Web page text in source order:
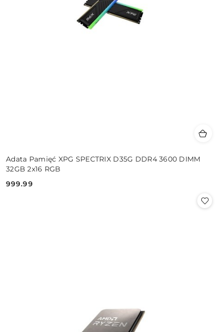
Adata Pamięć XPG SPECTRIX D35G DDR4 3600 DIMM
32GB 2x16 RGB
Cena:
999.99